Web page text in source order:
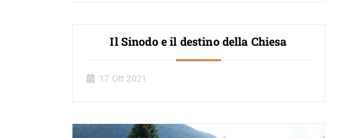
Il Sinodo e il destino della Chiesa
17 Ott 2021